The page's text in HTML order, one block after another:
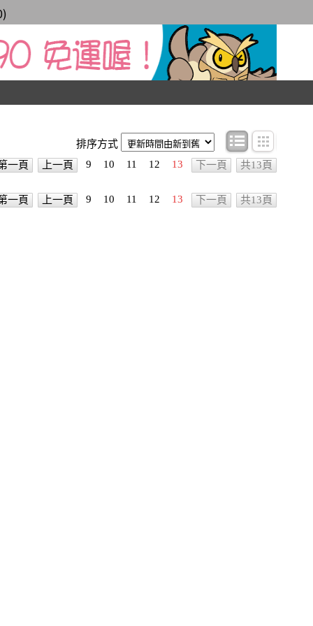
)
排序方式
條目顯示
一頁 上一頁 9 10 11 12 13 下一頁 共13頁
一頁 上一頁 9 10 11 12 13 下一頁 共13頁